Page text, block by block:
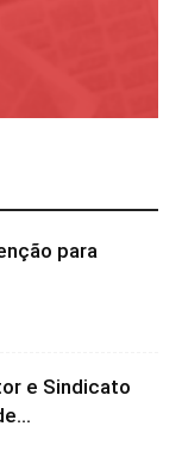
para
e Sindicato